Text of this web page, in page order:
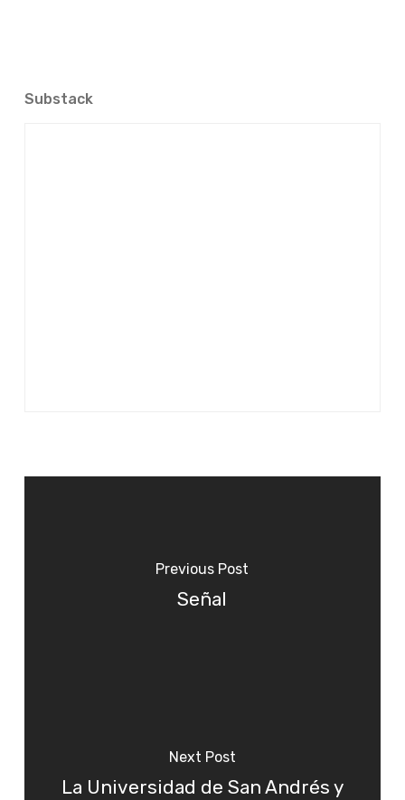
Substack
Previous Post
Señal
Next Post
La Universidad de San Andrés y